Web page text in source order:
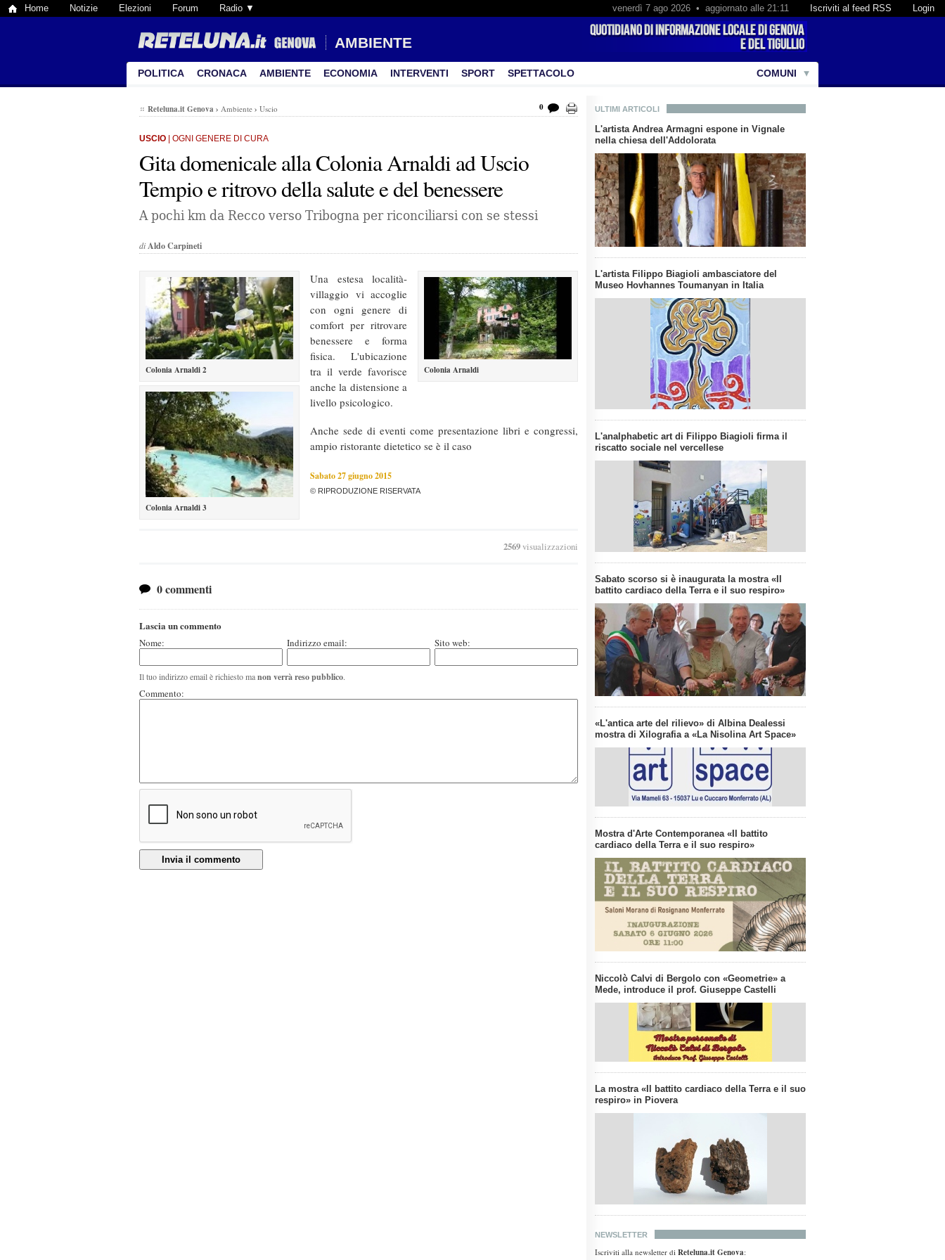
Home Notizie Elezioni Forum Radio ▼ Login
Iscriviti al feed RSS
venerdì 7 ago 2026 • aggiornato alle 21:11
AMBIENTE
POLITICA CRONACA AMBIENTE ECONOMIA INTERVENTI SPORT SPETTACOLO COMUNI
ULTIMI ARTICOLI
L'artista Andrea Armagni espone in Vignale
nella chiesa dell'Addolorata
L'artista Filippo Biagioli ambasciatore del
Museo Hovhannes Toumanyan in Italia
L'analphabetic art di Filippo Biagioli firma il
riscatto sociale nel vercellese
Sabato scorso si è inaugurata la mostra «Il
battito cardiaco della Terra e il suo respiro»
«L'antica arte del rilievo» di Albina Dealessi
mostra di Xilografia a «La Nisolina Art Space»
Mostra d'Arte Contemporanea «Il battito
cardiaco della Terra e il suo respiro»
Niccolò Calvi di Bergolo con «Geometrie» a
Mede, introduce il prof. Giuseppe Castelli
La mostra «Il battito cardiaco della Terra e il suo
respiro» in Piovera
NEWSLETTER
Iscriviti alla newsletter di Reteluna.it Genova:
Reteluna.it Genova › Ambiente › Uscio 0
USCIO | OGNI GENERE DI CURA
Gita domenicale alla Colonia Arnaldi ad Uscio
Tempio e ritrovo della salute e del benessere
A pochi km da Recco verso Tribogna per riconciliarsi con se stessi
diAldo Carpineti
Colonia Arnaldi
Colonia Arnaldi 2
Colonia Arnaldi 3
Una estesa località-
villaggio vi accoglie
con ogni genere di
comfort per ritrovare
benessere e forma
fisica. L'ubicazione
tra il verde favorisce
anche la distensione a
livello psicologico.
Anche sede di eventi come presentazione libri e congressi,
ampio ristorante dietetico se è il caso
Sabato 27 giugno 2015
© RIPRODUZIONE RISERVATA
2569visualizzazioni
0 commenti
Lascia un commento
Nome: Indirizzo email: Sito web:
Il tuo indirizzo email è richiesto manon verrà reso pubblico.
Commento:
Invia il commento